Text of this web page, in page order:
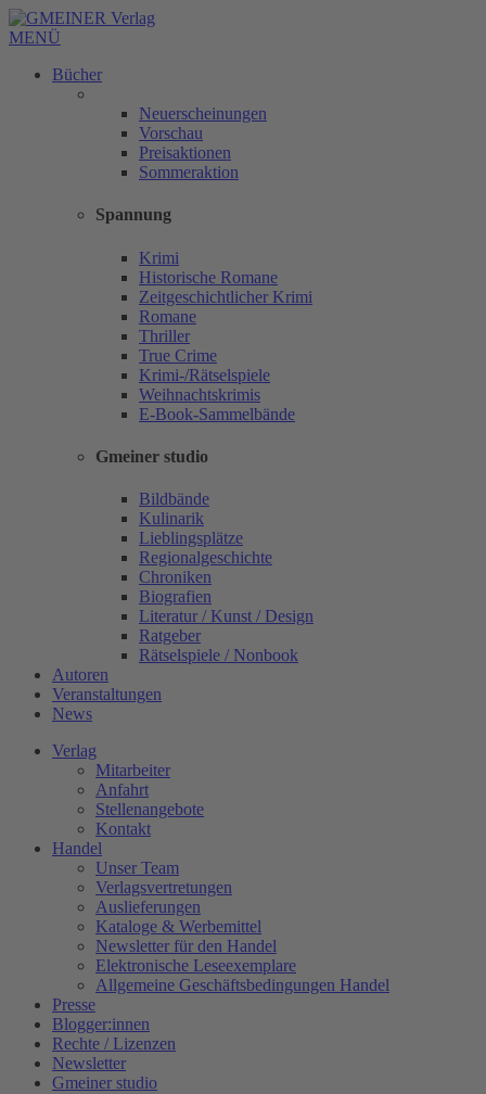
MENÜ
Bücher
Neuerscheinungen
Vorschau
Preisaktionen
Sommeraktion
Spannung
Krimi
Historische Romane
Zeitgeschichtlicher Krimi
Romane
Thriller
True Crime
Krimi-/Rätselspiele
Weihnachtskrimis
E-Book-Sammelbände
Gmeiner studio
Bildbände
Kulinarik
Lieblingsplätze
Regionalgeschichte
Chroniken
Biografien
Literatur / Kunst / Design
Ratgeber
Rätselspiele / Nonbook
Autoren
Veranstaltungen
News
Verlag
Mitarbeiter
Anfahrt
Stellenangebote
Kontakt
Handel
Unser Team
Verlagsvertretungen
Auslieferungen
Kataloge & Werbemittel
Newsletter für den Handel
Elektronische Leseexemplare
Allgemeine Geschäftsbedingungen Handel
Presse
Blogger:innen
Rechte / Lizenzen
Newsletter
Gmeiner studio